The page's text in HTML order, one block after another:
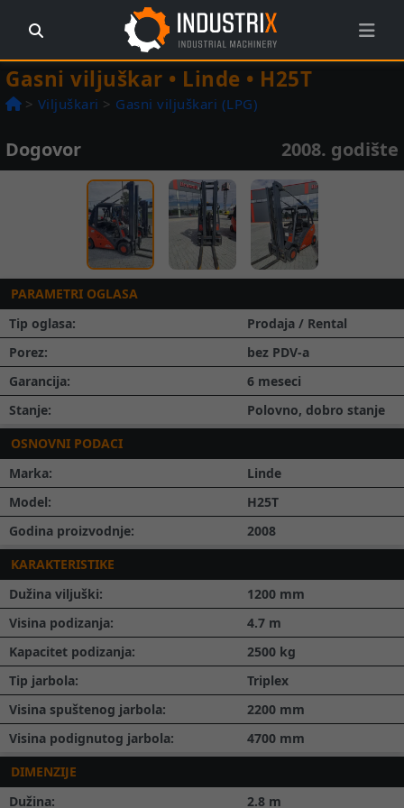
Gasni viljuškar • Linde • H25T
> Viljuškari > Gasni viljuškari (LPG)
Dogovor 2008. godište
Prethodna
PARAMETRI OGLASA
Tip oglasa:
Prodaja / Rental
Porez:
bez PDV-a
Garancija:
6 meseci
Stanje:
Polovno, dobro stanje
OSNOVNI PODACI
Marka:
Linde
Model:
H25T
Godina proizvodnje:
2008
KARAKTERISTIKE
Dužina viljuški:
1200 mm
Visina podizanja:
4.7 m
Kapacitet podizanja:
2500 kg
Tip jarbola:
Triplex
Visina spuštenog jarbola:
2200 mm
Visina podignutog jarbola:
4700 mm
DIMENZIJE
Dužina:
2.8 m